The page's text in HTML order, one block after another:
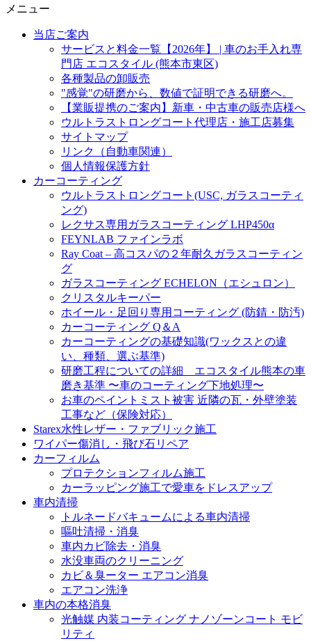
メニュー
当店ご案内
サービスと料金一覧【2026年】 | 車のお手入れ専
門店 エコスタイル (熊本市東区)
各種製品の卸販売
"感覚"の研磨から、数値で証明できる研磨へ。
【業販提携のご案内】新車・中古車の販売店様へ
ウルトラストロングコート代理店・施工店募集
サイトマップ
リンク（自動車関連）
個人情報保護方針
カーコーティング
ウルトラストロングコート(USC, ガラスコーティ
ング)
レクサス専用ガラスコーティング LHP450α
FEYNLAB ファインラボ
Ray Coat – 高コスパの２年耐久ガラスコーティン
グ
ガラスコーティング ECHELON（エシュロン）
クリスタルキーパー
ホイール・足回り専用コーティング (防錆・防汚)
カーコーティング Q＆A
カーコーティングの基礎知識(ワックスとの違
い、種類、選ぶ基準)
研磨工程についての詳細 エコスタイル熊本の車
磨き基準 〜車のコーティング下地処理〜
お車のペイントミスト被害 近隣の瓦・外壁塗装
工事など（保険対応）
Starex水性レザー・ファブリック施工
ワイパー傷消し・飛び石リペア
カーフィルム
プロテクションフィルム施工
カーラッピング施工で愛車をドレスアップ
車内清掃
トルネードバキュームによる車内清掃
嘔吐清掃・消臭
車内カビ除去・消臭
水没車両のクリーニング
カビ＆臭ーター エアコン消臭
エアコン洗浄
車内の本格消臭
光触媒 内装コーティング ナノゾーンコート モビ
リティ